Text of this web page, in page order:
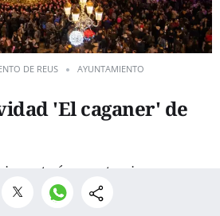
DE REUS AYUNTAMIENTO
'El caganer' de
contará con actuaciones
villancicos en la Iglesia, el Tió